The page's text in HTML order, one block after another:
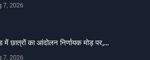
7, 2026
में छात्रों का आंदोलन निर्णायक मोड़ पर,…
7, 2026